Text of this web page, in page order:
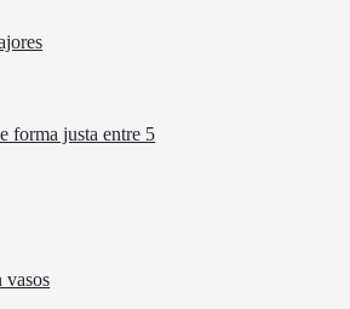
forma justa entre 5